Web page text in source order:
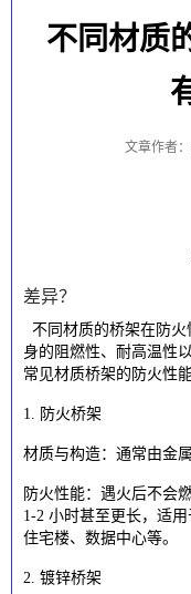
不同材质
文章作者：
差异？
不同材质的桥架在防
身的阻燃性、耐高温性
常见材质桥架的防火性能
1. 防火桥架
材质与构造：通常由金
防火性能：遇火后不会
1-2 小时甚至更长，适
住宅楼、数据中心等。
2. 镀锌桥架